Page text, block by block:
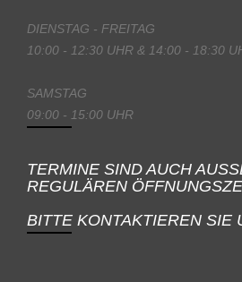
DIENSTAG - FREITAG
10:00 - 12:30 UHR & 14:00 - 18:30
SAMSTAG
09:00 - 15:00 UHR
TERMINE SIND AUCH
REGULÄREN
BITTE KONTAKTIEREN SIE